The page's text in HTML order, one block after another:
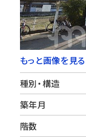
もっと画像を見る
種別・構造
築年月
階数